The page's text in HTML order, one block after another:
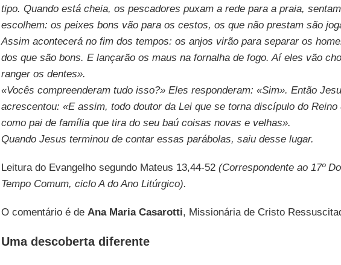
tipo. Quando está cheia, os pescadores puxam a rede para a praia,
escolhem: os peixes bons vão para os cestos, os que não prestam são
Assim acontecerá no fim dos tempos: os anjos virão para separar os
dos que são bons. E lançarão os maus na fornalha de fogo. Aí eles vão
ranger os dentes».
«Vocês compreenderam tudo isso?» Eles responderam: «Sim». Então
acrescentou: «E assim, todo doutor da Lei que se torna discípulo do Reino
como pai de família que tira do seu baú coisas novas e velhas».
Quando Jesus terminou de contar essas parábolas, saiu desse lugar.
Leitura do Evangelho segundo Mateus 13,44-52 (Correspondente ao 17º
Tempo Comum, ciclo A do Ano Litúrgico).
O comentário é de Ana Maria Casarotti, Missionária de Cristo
Uma descoberta diferente